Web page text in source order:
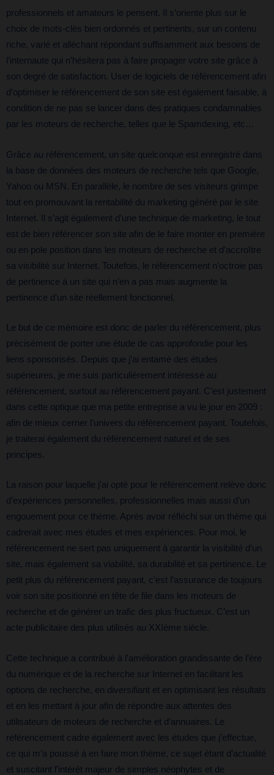
professionnels et amateurs le pensent. Il s’oriente plus sur le
choix de mots-clés bien ordonnés et pertinents, sur un contenu
riche, varié et alléchant répondant suffisamment aux besoins de
l’internaute qui n’hésitera pas à faire propager votre site grâce à
son degré de satisfaction. User de logiciels de référencement afin
d’optimiser le référencement de son site est également faisable, à
condition de ne pas se lancer dans des pratiques condamnables
par les moteurs de recherche, telles que le Spamdexing, etc…
Grâce au référencement, un site quelconque est enregistré dans
la base de données des moteurs de recherche tels que Google,
Yahoo ou MSN. En parallèle, le nombre de ses visiteurs grimpe
tout en promouvant la rentabilité du marketing généré par le site
Internet. Il s’agit également d’une technique de marketing, le tout
est de bien référencer son site afin de le faire monter en première
ou en pole position dans les moteurs de recherche et d’accroître
sa visibilité sur Internet. Toutefois, le référencement n’octroie pas
de pertinence à un site qui n’en a pas mais augmente la
pertinence d’un site réellement fonctionnel.
Le but de ce mémoire est donc de parler du référencement, plus
précisément de porter une étude de cas approfondie pour les
liens sponsorisés. Depuis que j’ai entamé des études
supérieures, je me suis particulièrement intéressé au
référencement, surtout au référencement payant. C’est justement
dans cette optique que ma petite entreprise a vu le jour en 2009 :
afin de mieux cerner l’univers du référencement payant. Toutefois,
je traiterai également du référencement naturel et de ses
principes.
La raison pour laquelle j’ai opté pour le référencement relève donc
d’expériences personnelles, professionnelles mais aussi d’un
engouement pour ce thème. Après avoir réfléchi sur un thème qui
cadrerait avec mes études et mes expériences. Pour moi, le
référencement ne sert pas uniquement à garantir la visibilité d’un
site, mais également sa viabilité, sa durabilité et sa pertinence. Le
petit plus du référencement payant, c’est l’assurance de toujours
voir son site positionné en tête de file dans les moteurs de
recherche et de générer un trafic des plus fructueux. C’est un
acte publicitaire des plus utilisés au XXIème siècle.
Cette technique a contribué à l’amélioration grandissante de l’ère
du numérique et de la recherche sur Internet en facilitant les
options de recherche, en diversifiant et en optimisant les résultats
et en les mettant à jour afin de répondre aux attentes des
utilisateurs de moteurs de recherche et d’annuaires. Le
référencement cadre également avec les études que j’effectue,
ce qui m’a poussé à en faire mon thème, ce sujet étant d’actualité
et suscitant l’intérêt majeur de simples néophytes et de